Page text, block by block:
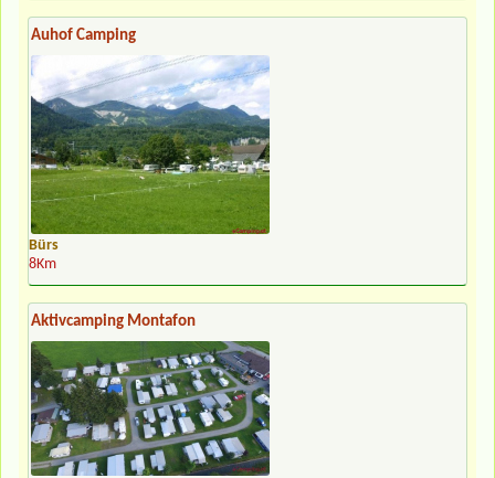
Auhof Camping
Bürs
8Km
Aktivcamping Montafon